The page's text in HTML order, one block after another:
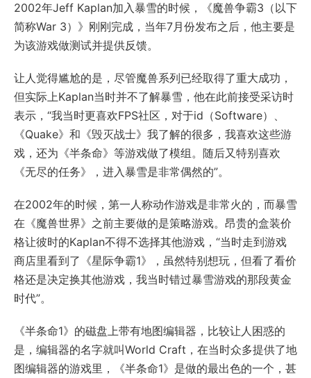
2002年Jeff Kaplan加入暴雪的时候，《魔兽争霸3（以下
简称War 3）》刚刚完成，当年7月份发布之后，他主要是
为该游戏做测试并提供反馈。
让人觉得尴尬的是，尽管魔兽系列已经取得了重大成功，
但实际上Kaplan当时并不了解暴雪，他在此前接受采访时
表示，“我当时更喜欢FPS社区，对于id（Software）、
《Quake》和《毁灭战士》我了解的很多，我喜欢这些游
戏，还为《半条命》等游戏做了模组。随后又特别喜欢
《无尽的任务》，进入暴雪是非常偶然的”。
在2002年的时候，第一人称动作游戏是非常火的，而暴雪
在《魔兽世界》之前主要做的是策略游戏。昂贵的盒装价
格让彼时的Kaplan不得不选择其他游戏，“当时走到游戏
商店里看到了《星际争霸1》，虽然特别想玩，但看了看价
格还是决定换其他游戏，我当时错过暴雪游戏的那段黄金
时代”。
《半条命1》的磁盘上带有地图编辑器，比较让人困惑的
是，编辑器的名字就叫World Craft，在当时众多提供了地
图编辑器的游戏里，《半条命1》是做的最出色的一个，甚